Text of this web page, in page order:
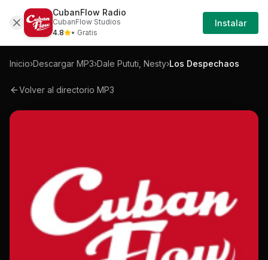
Mp3 Dale-pututi-nesty-los-despechaos-mp3
Iniciar
Sesión
Inicio›Descargar MP3›Dale Pututi, Nesty›Los Despechaos
Volver al directorio MP3
CubanFlow Radio
CubanFlow Studios
4.8
• Gratis
Instalar